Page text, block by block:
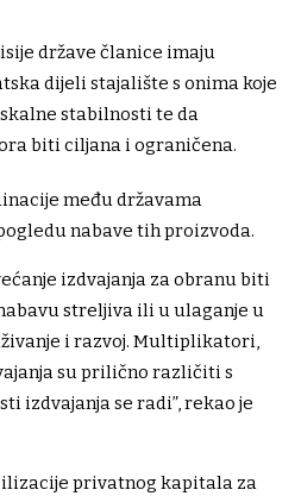
države članice imaju
dijeli stajalište s onima koje
stabilnosti te da
biti ciljana i ograničena.
među državama
nabave tih proizvoda.
izdvajanja za obranu biti
streljiva ili u ulaganje u
i razvoj. Multiplikatori,
su prilično različiti s
izdvajanja se radi”, rekao je
privatnog kapitala za